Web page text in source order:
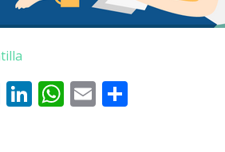
Twitter
LinkedIn
WhatsApp
Email